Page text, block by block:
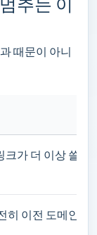
때문이 아니
크가 더 이상 쓸모
히 이전 도메인이